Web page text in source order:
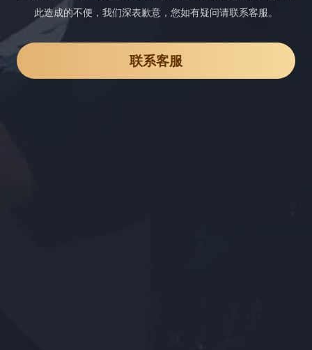
此造成的不便，我们深表歉意，您如有疑问请联系客服。
联系客服